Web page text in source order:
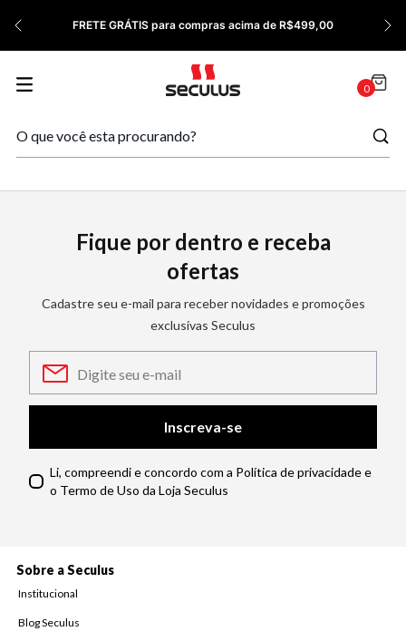
FRETE GRÁTIS para compras acima de R$499,00
0
Fique por dentro e receba
ofertas
Cadastre seu e-mail para receber novidades e promoções
exclusivas Seculus
Inscreva-se
Li, compreendi e concordo com a Política de privacidade e
o Termo de Uso da Loja Seculus
Sobre a Seculus
Institucional
Blog Seculus
9º